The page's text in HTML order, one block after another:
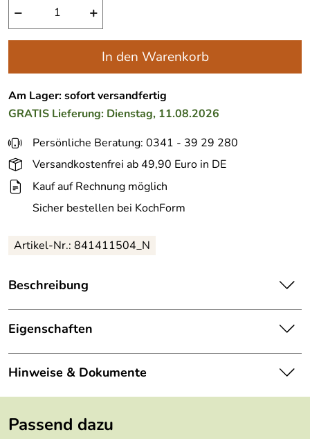
− +
In den Warenkorb
Am Lager: sofort versandfertig
GRATIS Lieferung: Dienstag, 11.08.2026
Persönliche Beratung: 0341 - 39 29 280
Versandkostenfrei ab 49,90 Euro in DE
Kauf auf Rechnung möglich
Sicher bestellen bei KochForm
Artikel-Nr.: 841411504_N
Beschreibung
triangle Feinhobel Nussbaum mit Restehalter
schneidet aromatische Zutaten wie Trüffel, Knoblauch,
Zwiebeln und Meerrettich in hauchfeine Scheiben. Etwas
denn der durchdachte Restehalter ermöglicht die
Verwertung bis zur letzten Scheibe. Der Natur zuliebe
Eigenschaften
Länge:
Hinweise & Dokumente
Passend dazu